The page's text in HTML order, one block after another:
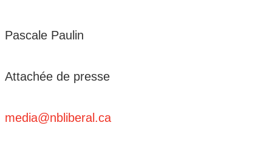
Pascale Paulin
Attachée de presse
media@nbliberal.ca